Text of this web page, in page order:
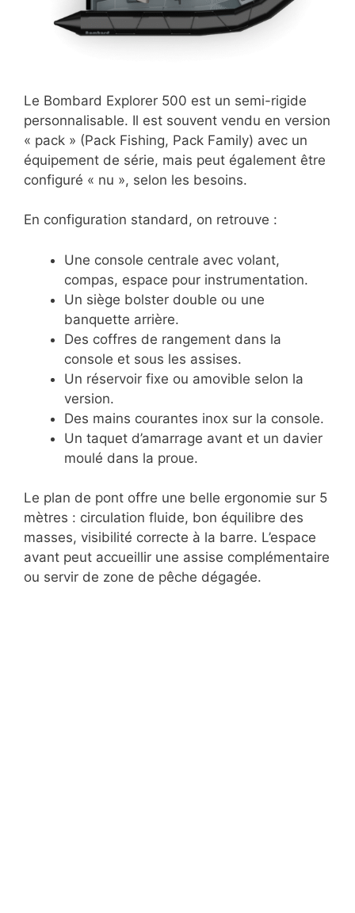
Le Bombard Explorer 500 est un semi-rigide
personnalisable. Il est souvent vendu en version
« pack » (Pack Fishing, Pack Family) avec un
équipement de série, mais peut également être
configuré « nu », selon les besoins.
En configuration standard, on retrouve :
Une console centrale avec volant,
compas, espace pour instrumentation.
Un siège bolster double ou une
banquette arrière.
Des coffres de rangement dans la
console et sous les assises.
Un réservoir fixe ou amovible selon la
version.
Des mains courantes inox sur la console.
Un taquet d’amarrage avant et un davier
moulé dans la proue.
Le plan de pont offre une belle ergonomie sur 5
mètres : circulation fluide, bon équilibre des
masses, visibilité correcte à la barre. L’espace
avant peut accueillir une assise complémentaire
ou servir de zone de pêche dégagée.